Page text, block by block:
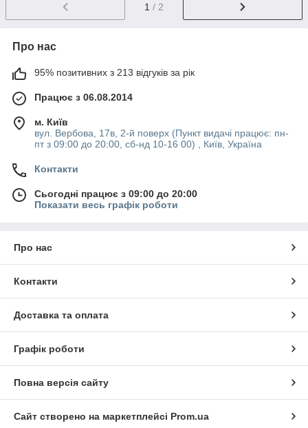
1 / 2
Про нас
95% позитивних з 213 відгуків за рік
Працює з 06.08.2014
м. Київ
вул. Вербова, 17в, 2-й поверх (Пункт видачі працює: пн-
пт з 09:00 до 20:00, сб-нд 10-16 00) , Київ, Україна
Контакти
Сьогодні працює з 09:00 до 20:00
Показати весь графік роботи
Про нас
Контакти
Доставка та оплата
Графік роботи
Повна версія сайту
Сайт створено на маркетплейсі Prom.ua